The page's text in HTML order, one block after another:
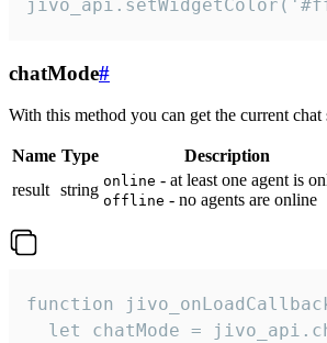
chatMode#
With this method you can get the current
Name Type
Description
result string online - at least one agent is
offline - no agents are online
function
let chatMode =